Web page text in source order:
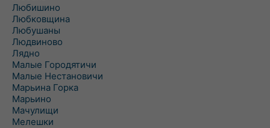
Любишино
Любковщина
Любушаны
Людвиново
Лядно
Малые Городятичи
Малые Нестановичи
Марьина Горка
Марьино
Мачулищи
Мелешки